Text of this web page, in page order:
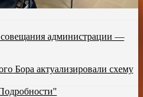
администрации —
Бора актуализировали схему